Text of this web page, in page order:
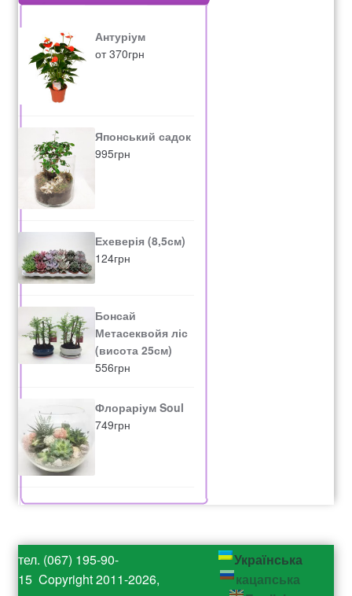
Антуріум
от370грн
Японський садок
995грн
Ехеверія (8,5см)
124грн
Бонсай
Метасеквойя ліс
(висота 25см)
556грн
Флораріум Soul
749грн
тел. (067) 195-90-
15 Copyright 2011-2026,
Українська
кацапська